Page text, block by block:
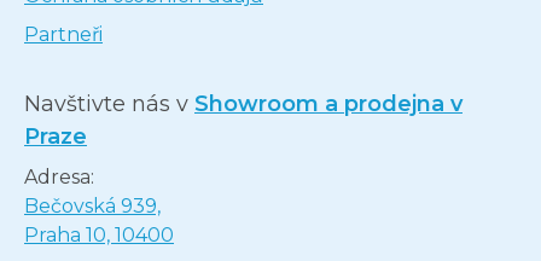
Partneři
Navštivte nás v Showroom a prodejna v
Praze
Adresa:
Bečovská 939,
Praha 10, 10400